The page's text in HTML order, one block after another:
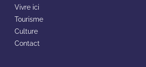
Vivre ici
Tourisme
Culture
Contact